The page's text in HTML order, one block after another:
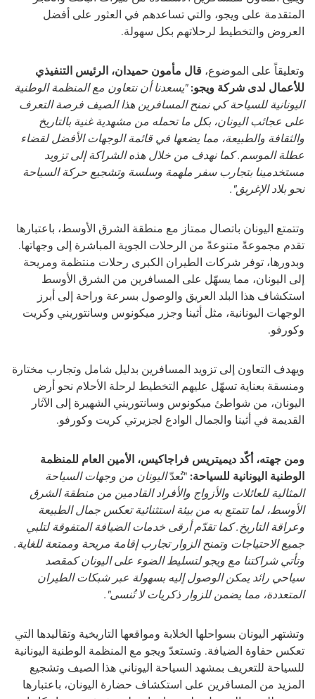
المتقدمة على ويجو، والتي تساعدهم في العثور على أفضل
العروض والتخطيط لرحلاتهم بكل سهولة.
وتعليقاً على الموضوع، قال مأمون حميدان، الرئيس التنفيذي
للأعمال لدى شركة ويجو:"يسعدنا أن نتعاون مع المنظمة الوطنية
اليونانية للسياحة كي نمنح المسافرين هذا الصيف فرصة التعرف
على عجائب اليونان، بكل ما تحمله من مشهدية غنية بالتاريخ
والثقافة والطبيعة، مما يضعها في قائمة الوجهات الأفضل لقضاء
عطلة الموسم. كما نهدف من خلال هذه الشراكة إلى تزويد
مستخدمينا بتجارب سفر ملهمة وسلسة وتشجيع حركة السياحة
نحو بلاد الإغريق".
وتتمتع اليونان باتصال ممتاز مع منطقة الشرق الأوسط، باعتبارها
تقدم مجموعةً متنوعةً من الرحلات الجوية المباشرة إلى وجهاتها.
وبدورها، توفر شركات الطيران الكبرى رحلات منتظمة ومريحة
إلى اليونان، مما يسهّل على المسافرين من الشرق الأوسط
استكشاف هذا البلد العريق والوصول بسرعة وراحة إلى أبرز
الوجهات اليونانية، مثل أثينا وجزر ميكونوس وسانتوريني وكريت
وكورفو.
ويهدف التعاون إلى تزويد المسافرين بدليل شامل وتجارب مختارة
ومنسقة بعناية تسهّل عليهم التخطيط لرحلة الأحلام نحو أرض
اليونان، من شواطئ ميكونوس وسانتوريني الشهيرة إلى الآثار
القديمة في أثينا والجمال الوادع لجزيرتي كريت وكورفو.
ومن جهته، أكّد ديميتريس فراجاكيس، الأمين العام للمنظمة
الوطنية اليونانية للسياحة:"تُعدّاليونان من وجهات السياحة
المثالية للعائلات والأزواج والأفراد القادمين من منطقة الشرق
الأوسط، لما تتمتع به من بيئة استثنائية تعكس جمال الطبيعة
وعراقة التاريخ. كما تقدّم أرقى خدمات الضيافة المتفوقة لتلبي
جميع الاحتياجات وتمنح الزوار تجارب إقامة مريحة وممتعة للغاية.
وتأتي شراكتنا مع ويجو لتسليط الضوء على اليونان كمقصد
سياحي رائد يمكن الوصول إليه بسهولة عبر شبكات الطيران
المتعددة، مما يضمن للزوار ذكريات لا تُنسى".
وتشتهر اليونان بسواحلها الخلابة ومواقعها التاريخية وتقاليدها التي
تعكس حفاوة الضيافة. وتستعدّ ويجو مع المنظمة الوطنية اليونانية
للسياحة للتعريف بمشهد السياحة اليوناني هذا الصيف وتشجيع
المزيد من المسافرين على استكشاف حضارة اليونان، باعتبارها